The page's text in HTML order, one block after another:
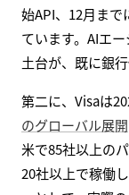
始API、12月ま
ています。AIエ
土台が、既に銀
第二に、Visaは
のグローバル展開
米で85社以上の
20社以上で稼働